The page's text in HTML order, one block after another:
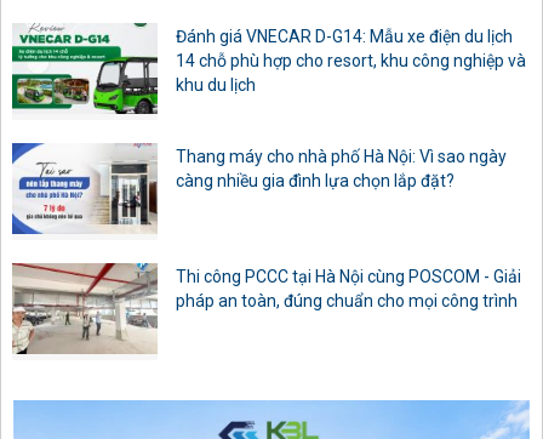
Đánh giá VNECAR D-G14: Mẫu xe điện du lịch
14 chỗ phù hợp cho resort, khu công nghiệp và
khu du lịch
Thang máy cho nhà phố Hà Nội: Vì sao ngày
càng nhiều gia đình lựa chọn lắp đặt?
Thi công PCCC tại Hà Nội cùng POSCOM - Giải
pháp an toàn, đúng chuẩn cho mọi công trình